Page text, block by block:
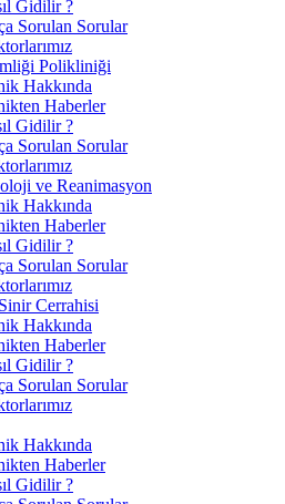
Gidilir ?
Sorulan Sorular
Polikliniği
Hakkında
Haberler
Gidilir ?
Sorulan Sorular
ve Reanimasyon
Hakkında
Haberler
Gidilir ?
Sorulan Sorular
Cerrahisi
Hakkında
Haberler
Gidilir ?
Sorulan Sorular
Hakkında
Haberler
Gidilir ?